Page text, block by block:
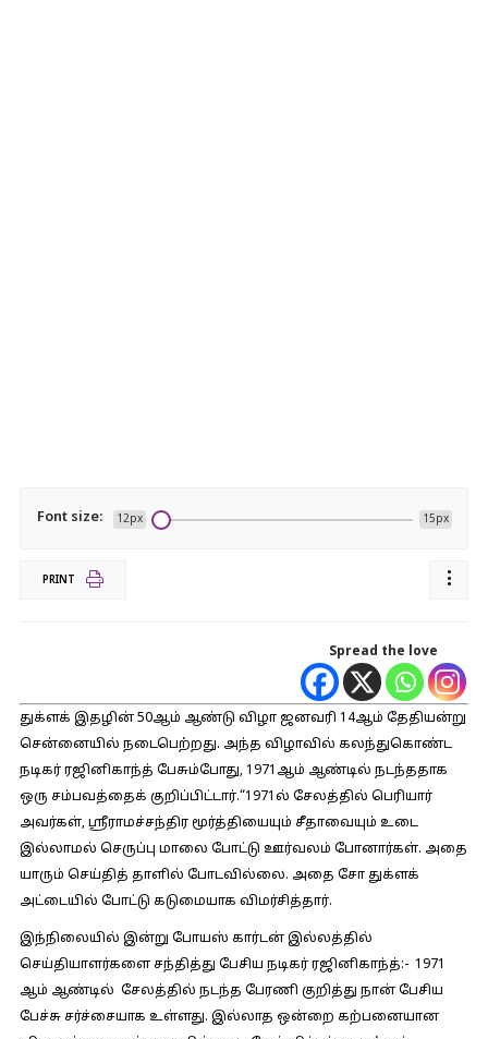
Font size: 12px 15px
PRINT
Spread the love
துக்ளக் இதழின் 50ஆம் ஆண்டு விழா ஜனவரி 14ஆம் தேதியன்று
சென்னையில் நடைபெற்றது. அந்த விழாவில் கலந்துகொண்ட
நடிகர் ரஜினிகாந்த் பேசும்போது, 1971ஆம் ஆண்டில் நடந்ததாக
ஒரு சம்பவத்தைக் குறிப்பிட்டார்.“1971ல் சேலத்தில் பெரியார்
அவர்கள், ஸ்ரீராமச்சந்திர மூர்த்தியையும் சீதாவையும் உடை
இல்லாமல் செருப்பு மாலை போட்டு ஊர்வலம் போனார்கள். அதை
யாரும் செய்தித் தாளில் போடவில்லை. அதை சோ துக்ளக்
அட்டையில் போட்டு கடுமையாக விமர்சித்தார்.
இந்நிலையில் இன்று போயஸ் கார்டன் இல்லத்தில்
செய்தியாளர்களை சந்தித்து பேசிய நடிகர் ரஜினிகாந்த்:- 1971
ஆம் ஆண்டில் சேலத்தில் நடந்த பேரணி குறித்து நான் பேசிய
பேச்சு சர்ச்சையாக உள்ளது. இல்லாத ஒன்றை கற்பனையான